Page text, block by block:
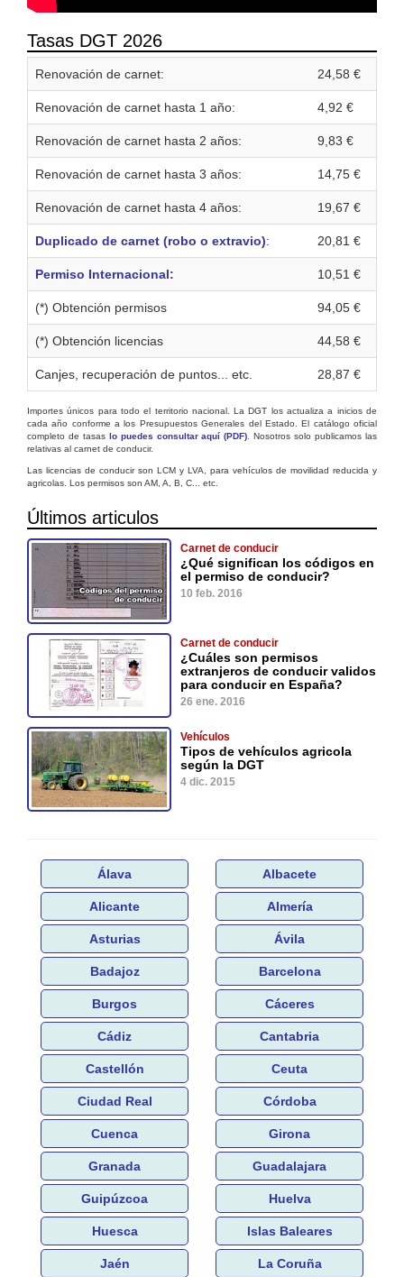
Tasas DGT 2026
Renovación de carnet: 24,58 €
Renovación de carnet hasta 1 año: 4,92 €
Renovación de carnet hasta 2 años: 9,83 €
Renovación de carnet hasta 3 años: 14,75 €
Renovación de carnet hasta 4 años: 19,67 €
Duplicado de carnet (robo o extravio): 20,81 €
Permiso Internacional: 10,51 €
(*) Obtención permisos 94,05 €
(*) Obtención licencias 44,58 €
Canjes, recuperación de puntos... etc. 28,87 €
Importes únicos para todo el territorio nacional. La DGT los actualiza a inicios de
cada año conforme a los Presupuestos Generales del Estado. El catálogo oficial
completo de tasas lo puedes consultar aquí (PDF). Nosotros solo publicamos las
relativas al carnet de conducir.
Las licencias de conducir son LCM y LVA, para vehículos de movilidad reducida y
agricolas. Los permisos son AM, A, B, C... etc.
Últimos articulos
Carnet de conducir
¿Qué significan los códigos en
el permiso de conducir?
10 feb. 2016
Carnet de conducir
¿Cuáles son permisos
extranjeros de conducir validos
para conducir en España?
26 ene. 2016
Vehículos
Tipos de vehículos agricola
según la DGT
4 dic. 2015
Álava Albacete
Alicante Almería
Asturias Ávila
Badajoz Barcelona
Burgos Cáceres
Cádiz Cantabria
Castellón Ceuta
Ciudad Real Córdoba
Cuenca Girona
Granada Guadalajara
Guipúzcoa Huelva
Huesca Islas Baleares
Jaén La Coruña